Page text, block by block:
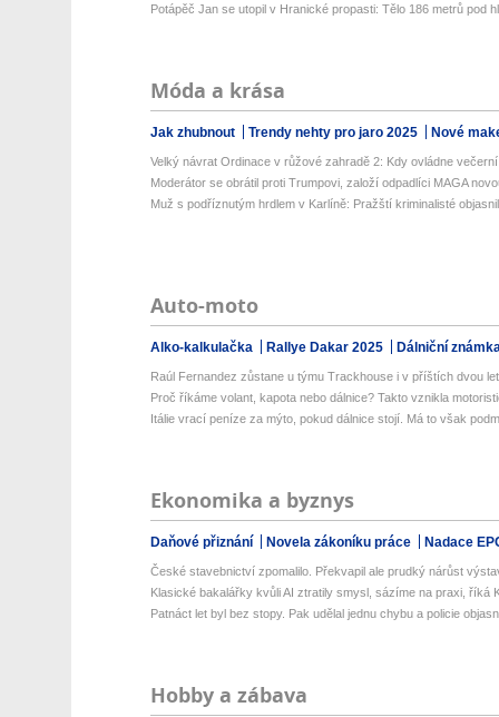
Potápěč Jan se utopil v Hranické propasti: Tělo 186 metrů pod
Móda a krása
Jak zhubnout Trendy nehty pro jaro 2025 Nové
Velký návrat Ordinace v růžové zahradě 2: Kdy ovládne
Moderátor se obrátil proti Trumpovi, založí odpadlíci MAGA
Muž s podříznutým hrdlem v Karlíně: Pražští kriminalisté
Auto-moto
Alko-kalkulačka Rallye Dakar 2025 Dálniční
Raúl Fernandez zůstane u týmu Trackhouse i v příštích dvou
Proč říkáme volant, kapota nebo dálnice? Takto vznikla
Itálie vrací peníze za mýto, pokud dálnice stojí. Má to však
Ekonomika a byznys
Daňové přiznání Novela zákoníku práce Nadace
České stavebnictví zpomalilo. Překvapil ale prudký nárůst
Klasické bakalářky kvůli AI ztratily smysl, sázíme na praxi, říká
Patnáct let byl bez stopy. Pak udělal jednu chybu a policie
Hobby a zábava